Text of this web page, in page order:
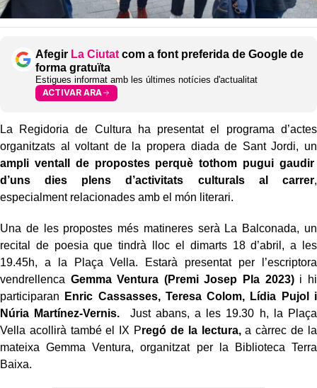
Afegir La Ciutat com a font preferida de Google de
forma gratuïta
Estigues informat amb les últimes notícies d'actualitat
ACTIVAR ARA
La Regidoria de Cultura ha presentat el programa d’actes
organitzats al voltant de la propera diada de Sant Jordi, un
ampli ventall de propostes perquè tothom pugui gaudir
d’uns dies plens d’activitats culturals al carrer,
especialment relacionades amb el món literari.
Una de les propostes més matineres serà La Balconada, un
recital de poesia que tindrà lloc el dimarts 18 d’abril, a les
19.45h, a la Plaça Vella. Estarà presentat per l’escriptora
vendrellenca Gemma Ventura (Premi Josep Pla 2023) i hi
participaran
Enric Cassasses, Teresa Colom, Lídia Pujol i
Núria Martínez-Vernis. Just abans, a les 19.30 h, la Plaça
Vella acollirà també el IX Pregó de la lectura,a càrrec de la
mateixa Gemma Ventura, organitzat per la Biblioteca Terra
Baixa.